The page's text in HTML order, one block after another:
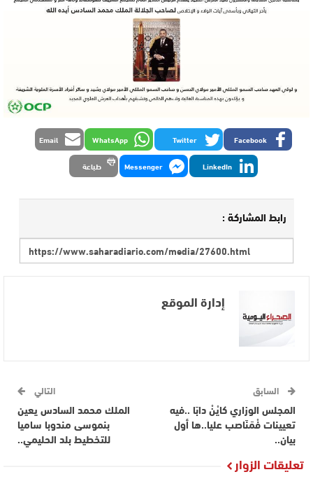
Facebook
Twitter
WhatsApp
Email
LinkedIn
Messenger طباعة
رابط المشاركة :
إدارة الموقع
السابق
المجلس الوزاري كايْنْ دابَا ..فيه
تعيينات فْمَنَاصب عليا..ها أول
بيان..
التالي
الملك محمد السادس يعين
بنموسى مندوبا ساميا
للتخطيط بلد الحليمي..
تعليقات الزوار